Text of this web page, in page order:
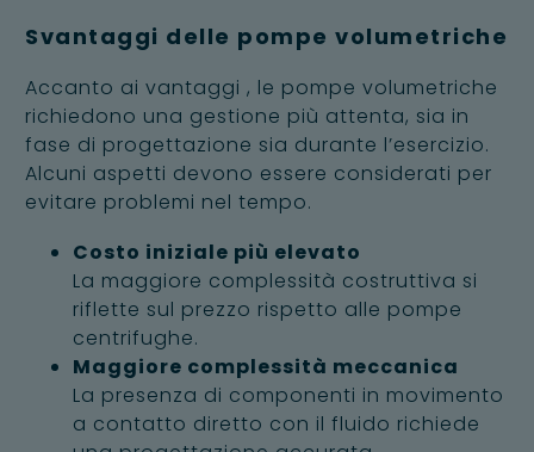
Svantaggi delle pompe volumetriche
Accanto ai vantaggi , le pompe volumetriche
richiedono una gestione più attenta, sia in
fase di progettazione sia durante l’esercizio.
Alcuni aspetti devono essere considerati per
evitare problemi nel tempo.
Costo iniziale più elevato
La maggiore complessità costruttiva si
riflette sul prezzo rispetto alle pompe
centrifughe.
Maggiore complessità meccanica
La presenza di componenti in movimento
a contatto diretto con il fluido richiede